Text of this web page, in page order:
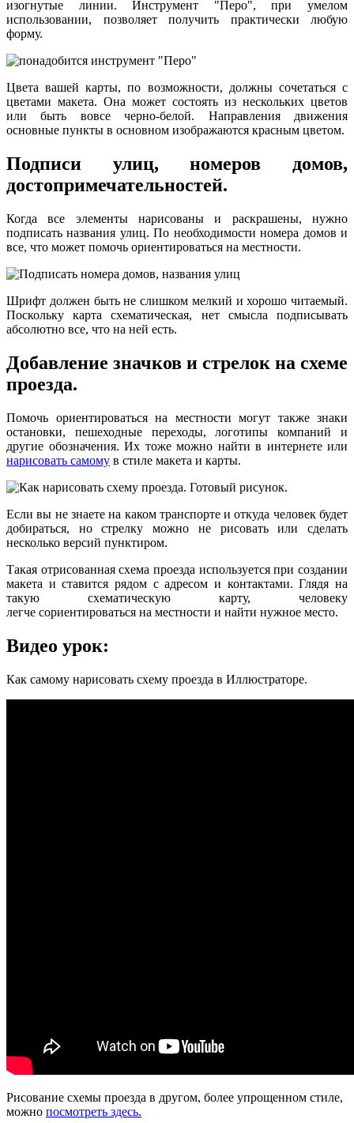
изогнутые линии. Инструмент "Перо", при умелом
использовании, позволяет получить практически любую
форму.
Цвета вашей карты, по возможности, должны сочетаться с
цветами макета. Она может состоять из нескольких цветов
или быть вовсе черно-белой. Направления движения
основные пункты в основном изображаются красным цветом.
Подписи улиц, номеров домов,
достопримечательностей.
Когда все элементы нарисованы и раскрашены, нужно
подписать названия улиц. По необходимости номера домов и
все, что может помочь ориентироваться на местности.
Шрифт должен быть не слишком мелкий и хорошо читаемый.
Поскольку карта схематическая, нет смысла подписывать
абсолютно все, что на ней есть.
Добавление значков и стрелок на схеме
проезда.
Помочь ориентироваться на местности могут также знаки
остановки, пешеходные переходы, логотипы компаний и
другие обозначения. Их тоже можно найти в интернете или
нарисовать самому в стиле макета и карты.
Если вы не знаете на каком транспорте и откуда человек будет
добираться, но стрелку можно не рисовать или сделать
несколько версий пунктиром.
Такая отрисованная схема проезда используется при создании
макета и ставится рядом с адресом и контактами. Глядя на
такую схематическую карту, человеку
легче сориентироваться на местности и найти нужное место.
Видео урок:
Как самому нарисовать схему проезда в Иллюстраторе.
Рисование схемы проезда в другом, более упрощенном стиле,
можно посмотреть здесь.